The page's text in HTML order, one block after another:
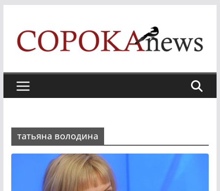
content
татьяна володина